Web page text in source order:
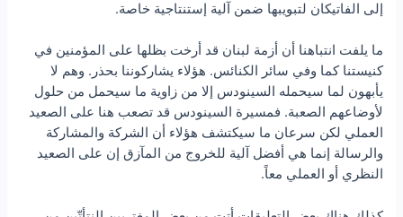
إلى الفاتيكان لتبويبها ضمن آلية إستنتاجية خاصة.
ما يلفت انتباهنا أن أزمة لبنان قد أرخت بظلها على المؤمنين في
كنيستنا كما وفي سائر الكنائس. هؤلاء يشاركوننا بحذر. وهم لا
يأبهون لما سيحمله السينودس إلا من زاوية ما سيحمل من حلول
لأوضاعهم الصعبة. فمسيرة السينودس قد تصعب هنا على الصعيد
العملي لكن سرعان ما سيكتشف هؤلاء أن الشركة والمشاركة
والرسالة إنما هي أفضل آلية للخروج من المآزق إن على الصعيد
النظري أو العملي معاً.